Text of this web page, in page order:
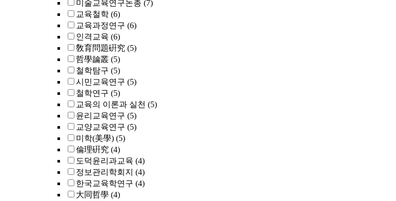
미술교육연구논총 (7)
교육철학 (6)
교육과정연구 (6)
인격교육 (6)
敎育問題硏究 (5)
哲學論叢 (5)
철학탐구 (5)
시민교육연구 (5)
철학연구 (5)
교육의 이론과 실천 (5)
윤리교육연구 (5)
교양교육연구 (5)
미학(美學) (5)
倫理硏究 (4)
도덕윤리과교육 (4)
정보관리학회지 (4)
한국교육학연구 (4)
大同哲學 (4)